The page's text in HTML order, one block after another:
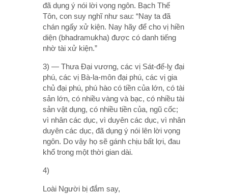
đã dụng ý nói lời vọng ngôn. Bạch Thế
Tôn, con suy nghĩ như sau: “Nay ta đã
chán ngấy xử kiện. Nay hãy để cho vị hiền
diện (bhadramukha) được có danh tiếng
nhờ tài xử kiện.”
3) — Thưa Ðại vương, các vị Sát-đế-lỵ đại
phú, các vị Bà-la-môn đại phú, các vị gia
chủ đại phú, phú hào có tiền của lớn, có tài
sản lớn, có nhiều vàng và bạc, có nhiều tài
sản vật dụng, có nhiều tiền của, ngũ cốc;
vì nhân các dục, vì duyên các dục, vì nhân
duyên các dục, đã dụng ý nói lên lời vọng
ngôn. Do vậy họ sẽ gánh chịu bất lợi, đau
khổ trong một thời gian dài.
4)
Loài Người bị đắm say,